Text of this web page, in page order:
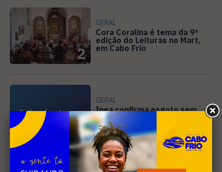
2
GERAL
Cora Coralina é tema da 9ª
edição do Leituras no Mart,
em Cabo Frio
3
GERAL
Inea confirma esgoto sem
tratamento na Laguna de
Araruama